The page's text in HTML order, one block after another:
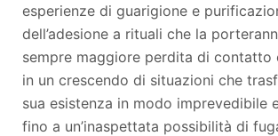
esperienze di guarigione e
dell’adesione a rituali che la
sempre maggiore perdita di contatto
in un crescendo di situazioni che
sua esistenza in modo imprevedibile
fino a un’inaspettata possibilità di